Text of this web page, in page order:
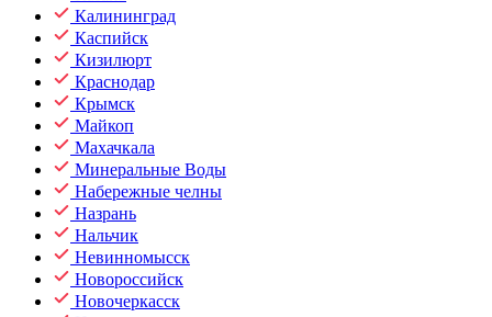
Калининград
Каспийск
Кизилюрт
Краснодар
Крымск
Майкоп
Махачкала
Минеральные Воды
Набережные челны
Назрань
Нальчик
Невинномысск
Новороссийск
Новочеркасск